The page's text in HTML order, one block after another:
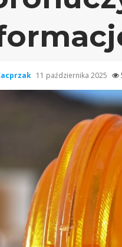
11 października 2025